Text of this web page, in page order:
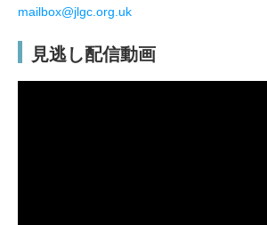
mailbox@jlgc.org.uk
見逃し配信動画